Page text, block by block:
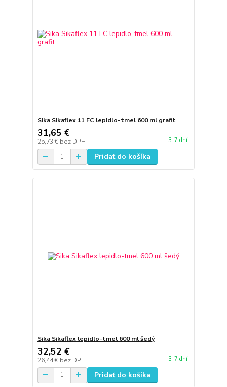
Sika Sikaflex 11 FC lepidlo-tmel 600 ml grafit
31,65 €
25,73 € bez DPH 3-7 dní
Pridať do košíka
Sika Sikaflex lepidlo-tmel 600 ml šedý
32,52 €
26,44 € bez DPH 3-7 dní
Pridať do košíka